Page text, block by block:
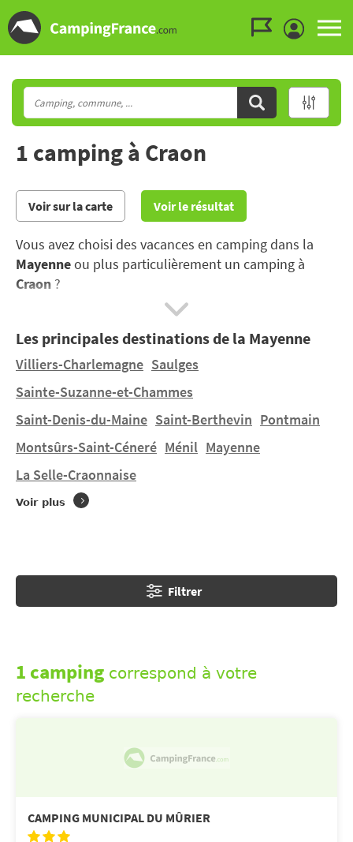
1 camping à Craon
Voir sur la carte Voir le résultat
Vous avez choisi des vacances en camping dans la
Mayenneou plus particulièrement un camping à
Craon ?
pays de caractère. Châteaux et jardins fleuris
dévoilent un pays authentique où l’on coule des jours
heureux.
Vous souhaitez un séjour un séjour en tente, une
location mobil-home àCraondans un terrain à taille
humaine ? Vous trouverez 1 camping à
Découvrez CAMPING MUNICIPAL DU MÛRIER.
Les principales destinations de la Mayenne
Villiers-Charlemagne Saulges
Sainte-Suzanne-et-Chammes
Saint-Denis-du-Maine Saint-Berthevin Pontmain
Montsûrs-Saint-Céneré Ménil Mayenne
La Selle-Craonnaise
Voir plus
Filtrer
1 camping correspond à votre
recherche
CAMPING MUNICIPAL DU MÛRIER